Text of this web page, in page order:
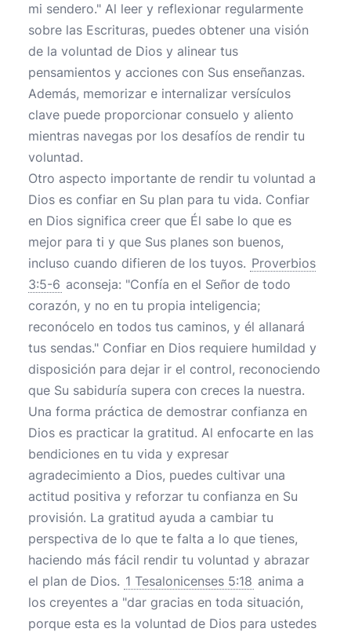
mi sendero." Al leer y reflexionar regularmente
sobre las Escrituras, puedes obtener una visión
de la voluntad de Dios y alinear tus
pensamientos y acciones con Sus enseñanzas.
Además, memorizar e internalizar versículos
clave puede proporcionar consuelo y aliento
mientras navegas por los desafíos de rendir tu
voluntad.
Otro aspecto importante de rendir tu voluntad a
Dios es confiar en Su plan para tu vida. Confiar
en Dios significa creer que Él sabe lo que es
mejor para ti y que Sus planes son buenos,
incluso cuando difieren de los tuyos. Proverbios
3:5-6 aconseja: "Confía en el Señor de todo
corazón, y no en tu propia inteligencia;
reconócelo en todos tus caminos, y él allanará
tus sendas." Confiar en Dios requiere humildad y
disposición para dejar ir el control, reconociendo
que Su sabiduría supera con creces la nuestra.
Una forma práctica de demostrar confianza en
Dios es practicar la gratitud. Al enfocarte en las
bendiciones en tu vida y expresar
agradecimiento a Dios, puedes cultivar una
actitud positiva y reforzar tu confianza en Su
provisión. La gratitud ayuda a cambiar tu
perspectiva de lo que te falta a lo que tienes,
haciendo más fácil rendir tu voluntad y abrazar
el plan de Dios. 1 Tesalonicenses 5:18 anima a
los creyentes a "dar gracias en toda situación,
porque esta es la voluntad de Dios para ustedes